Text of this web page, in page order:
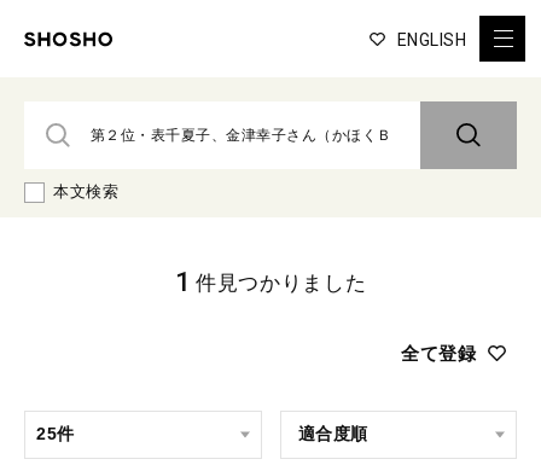
ENGLISH
本文検索
全て登録
1 件見つかりました